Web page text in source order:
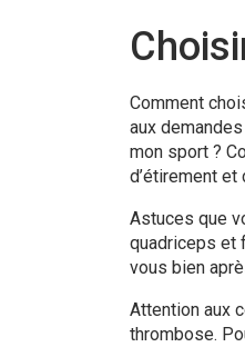
Comment
aux
mon sport ?
d’étirement et
Astuces que
quadriceps et
vous bien
Attention aux
thrombose.